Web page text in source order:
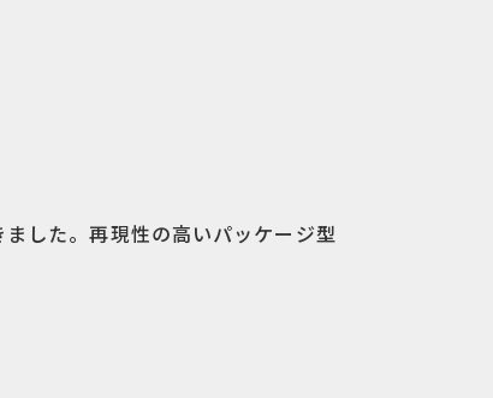
した。再現性の高いパッケージ型